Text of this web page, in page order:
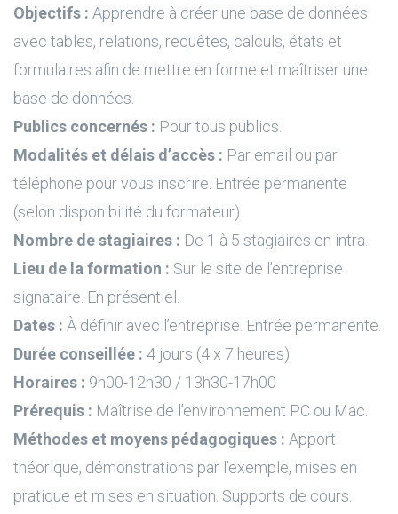
Objectifs : Apprendre à créer une base de données
avec tables, relations, requêtes, calculs, états et
formulaires afin de mettre en forme et maîtriser une
base de données.
Publics concernés : Pour tous publics.
Modalités et délais d’accès : Par email ou par
téléphone pour vous inscrire. Entrée permanente
(selon disponibilité du formateur).
Nombre de stagiaires : De 1 à 5 stagiaires en intra.
Lieu de la formation : Sur le site de l’entreprise
signataire. En présentiel.
Dates : À définir avec l’entreprise. Entrée permanente.
Durée conseillée : 4 jours (4 x 7 heures)
Horaires : 9h00-12h30 / 13h30-17h00
Prérequis : Maîtrise de l’environnement PC ou Mac.
Méthodes et moyens pédagogiques : Apport
théorique, démonstrations par l’exemple, mises en
pratique et mises en situation. Supports de cours.